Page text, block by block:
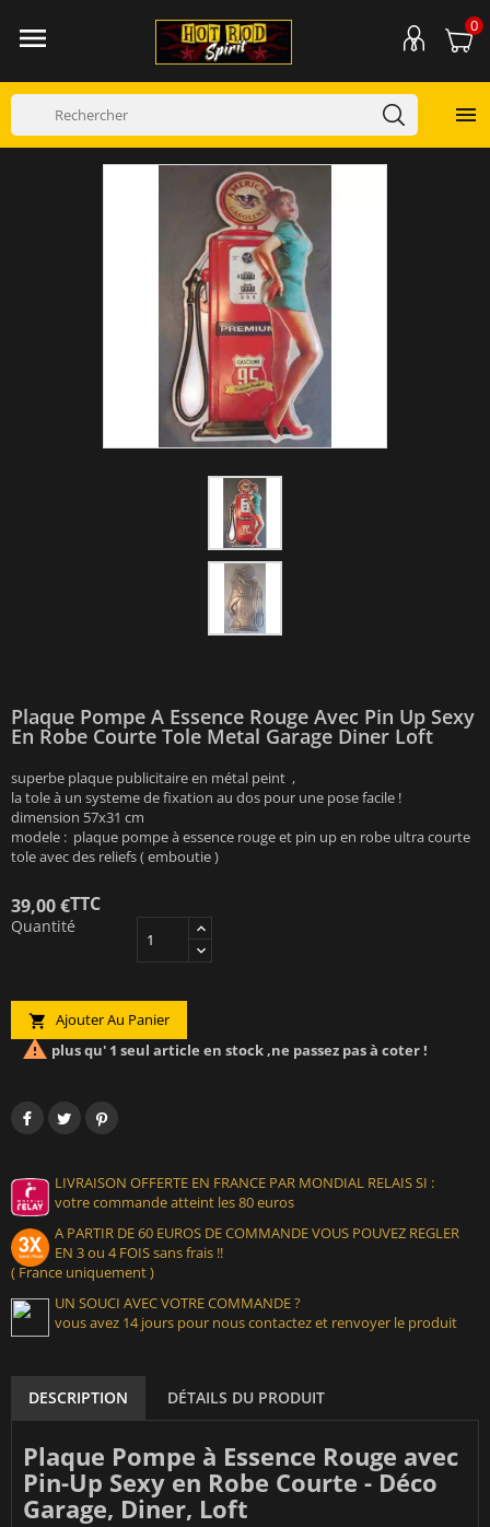
 0

Plaque Pompe A Essence Rouge Avec Pin Up Sexy
En Robe Courte Tole Metal Garage Diner Loft
superbe plaque publicitaire en métal peint ,
la tole à un systeme de fixation au dos pour une pose facile !
dimension 57x31 cm
modele : plaque pompe à essence rouge et pin up en robe ultra courte
tole avec des reliefs ( emboutie )
39,00 €TTC
Quantité
 Ajouter Au Panier
 plus qu' 1 seul article en stock ,ne passez pas à coter !
LIVRAISON OFFERTE EN FRANCE PAR MONDIAL RELAIS SI :
votre commande atteint les 80 euros
A PARTIR DE 60 EUROS DE COMMANDE VOUS POUVEZ REGLER
EN 3 ou 4 FOIS sans frais !!
( France uniquement )
UN SOUCI AVEC VOTRE COMMANDE ?
vous avez 14 jours pour nous contactez et renvoyer le produit
DESCRIPTION DÉTAILS DU PRODUIT
Plaque Pompe à Essence Rouge avec
Pin-Up Sexy en Robe Courte - Déco
Garage, Diner, Loft